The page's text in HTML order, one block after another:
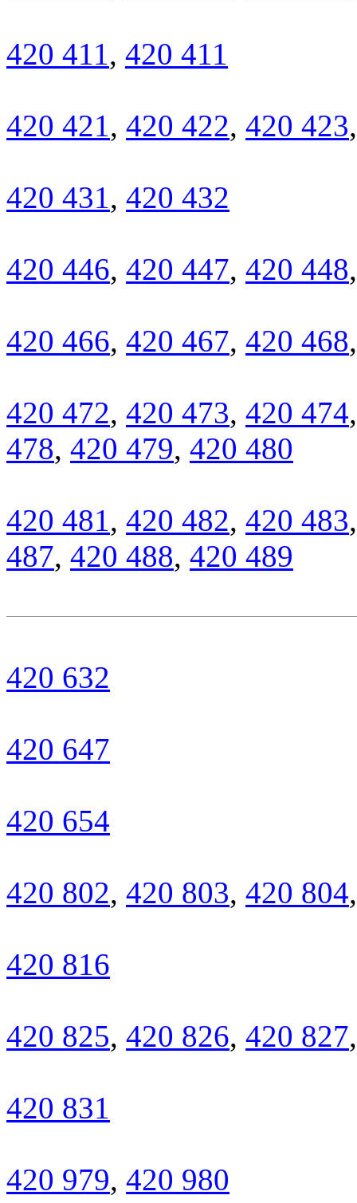
420 411, 420 411
420 421, 420 422, 420 423
420 431, 420 432
420 446, 420 447, 420 448
420 466, 420 467, 420 468
420 472, 420 473, 420 474
478, 420 479, 420 480
420 481, 420 482, 420 483
487, 420 488, 420 489
420 632
420 647
420 654
420 802, 420 803, 420 804
420 816
420 825, 420 826, 420 827
420 831
420 979, 420 980